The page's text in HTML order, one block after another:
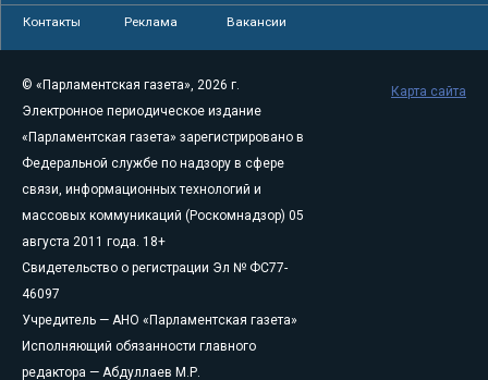
Контакты Реклама Вакансии
© «Парламентская газета», 2026 г.
Электронное периодическое издание
«Парламентская газета» зарегистрировано в
Федеральной службе по надзору в сфере
связи, информационных технологий и
массовых коммуникаций (Роскомнадзор) 05
августа 2011 года. 18+
Свидетельство о регистрации Эл № ФС77-
46097
Учредитель — АНО «Парламентская газета»
Исполняющий обязанности главного
редактора — Абдуллаев М.Р.
Карта сайта